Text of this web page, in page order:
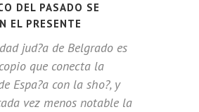
DEL PASADO SE
EL PRESENTE
jud?a de Belgrado es
que conecta la
Espa?a con la sho?, y
vez menos notable la